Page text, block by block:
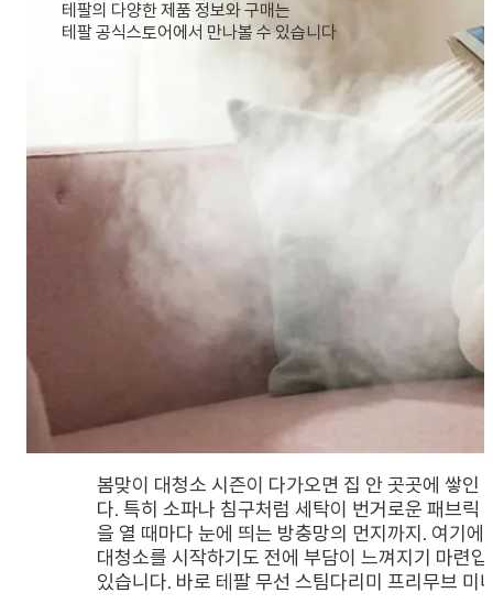
테팔의 다양한 제품 정보와 구매는
테팔 공식스토어에서 만나볼 수 있습니다
봄맞이 대청소 시즌이 다가오면 집 안 곳곳에 쌓인
다. 특히 소파나 침구처럼 세탁이 번거로운 패브릭
을 열 때마다 눈에 띄는 방충망의 먼지까지. 여기
대청소를 시작하기도 전에 부담이 느껴지기 마련
있습니다. 바로 테팔 무선 스팀다리미 프리무브 미